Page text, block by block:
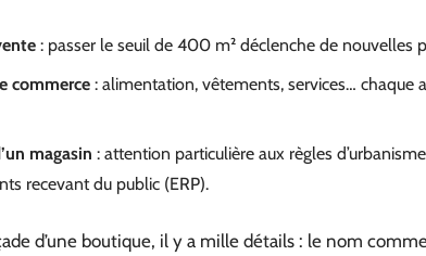
: passer le seuil de 400 m² déclenche de nouvelles
commerce : alimentation, vêtements, services… chaque
magasin : attention particulière aux règles
recevant du public (ERP).
d’une boutique, il y a mille détails : le nom